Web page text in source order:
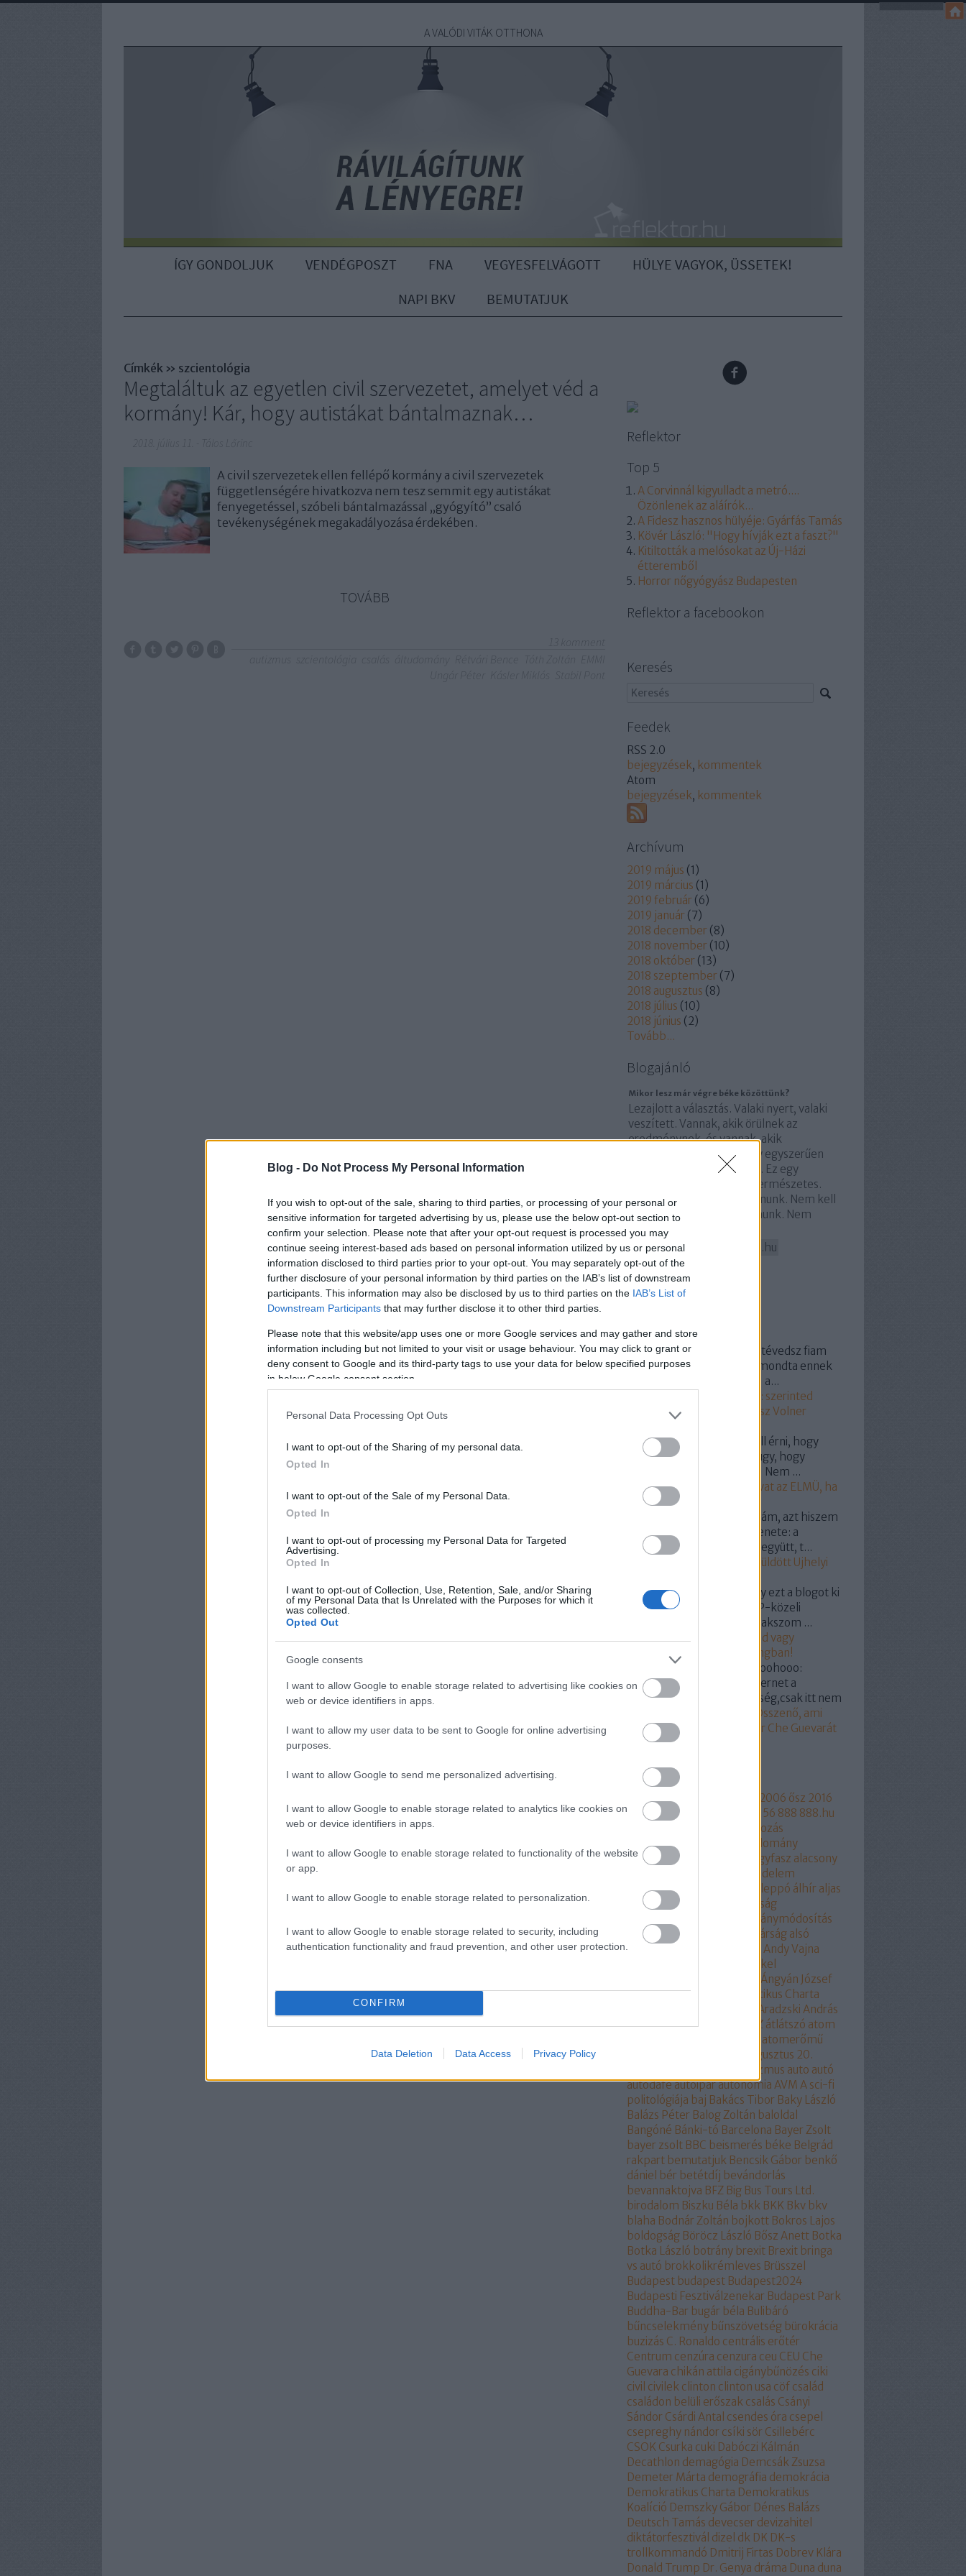
Blog - Do Not Process My Personal Information
If you wish to opt-out of the sale, sharing to third parties, or processing of your personal or
sensitive information for targeted advertising by us, please use the below opt-out section to
confirm your selection. Please note that after your opt-out request is processed you may
continue seeing interest-based ads based on personal information utilized by us or personal
information disclosed to third parties prior to your opt-out. You may separately opt-out of the
further disclosure of your personal information by third parties on the IAB’s list of downstream
participants. This information may also be disclosed by us to third parties on the IAB’s List of
Downstream Participants that may further disclose it to other third parties.
Please note that this website/app uses one or more Google services and may gather and store
information including but not limited to your visit or usage behaviour. You may click to grant or
deny consent to Google and its third-party tags to use your data for below specified purposes
in below Google consent section.
Personal Data Processing Opt Outs
I want to opt-out of the Sharing of my personal data.
Opted In
I want to opt-out of the Sale of my Personal Data.
Opted In
I want to opt-out of processing my Personal Data for Targeted
Advertising.
Opted In
I want to opt-out of Collection, Use, Retention, Sale, and/or Sharing
of my Personal Data that Is Unrelated with the Purposes for which it
was collected.
Opted Out
Google consents
I want to allow Google to enable storage related to advertising like cookies on
web or device identifiers in apps.
I want to allow my user data to be sent to Google for online advertising
purposes.
I want to allow Google to send me personalized advertising.
I want to allow Google to enable storage related to analytics like cookies on
web or device identifiers in apps.
I want to allow Google to enable storage related to functionality of the website
or app.
I want to allow Google to enable storage related to personalization.
I want to allow Google to enable storage related to security, including
authentication functionality and fraud prevention, and other user protection.
CONFIRM
Data Deletion Data Access Privacy Policy
A VALÓDI VITÁK OTTHONA
ÍGY GONDOLJUK VENDÉGPOSZT FNA VEGYESFELVÁGOTT
HÜLYE VAGYOK, ÜSSETEK!
NAPI BKV
BEMUTATJUK
Címkék » szcientológia
Megtaláltuk az egyetlen civil szervezetet, amelyet véd a
kormány! Kár, hogy autistákat bántalmaznak…
A civil szervezetek ellen fellépő kormány a civil szervezetek
függetlenségére hivatkozva nem tesz semmit egy autistákat
fenyegetéssel, szóbeli bántalmazással „gyógyító” csaló
tevékenységének megakadályozása érdekében.
TOVÁBB
Reflektor
Top 5
A Corvinnál kigyulladt a metró....
Özönlenek az aláírók...
A Fidesz hasznos hülyéje: Gyárfás Tamás
Kövér László: "Hogy hívják ezt a faszt?"
Kitiltották a melósokat az Új-Házi
étteremből
Horror nőgyógyász Budapesten
Reflektor a facebookon
Keresés
Feedek
RSS 2.0
bejegyzések, kommentek
Atom
bejegyzések, kommentek
Archívum
2019 május (1)
2019 március (1)
2019 február (6)
2019 január (7)
2018 december (8)
2018 november (10)
2018 október (13)
2018 szeptember (7)
2018 augusztus (8)
2018 július (10)
2018 június (2)
Tovább...
Blogajánló
Mikor lesz már végre béke közöttünk?
Lezajlott a választás. Valaki nyert, valaki
veszített. Vannak, akik örülnek az
eredménynek, és vannak, akik
csalódottak, dühösek vagy egyszerűen
csak nem tudják elfogadni. Ez egy
demokráciában teljesen természetes.
Nem kell ugyanazt gondolnunk. Nem kell
ugyanarra a pártra szavaznunk. Nem
kell…
szarkazmusreloaded.blog.hu
Friss topikok
tu-154:@Grand Prix 1800: tévedsz fiam
,olvastad ,,maga a gazdád mondta ennek
az idiótavolnernek hogy "" a...
Szavazz: szerinted
mivel vásárolta meg a Fidesz Volner
nagyhollo: @onlame: El kell érni, hogy
kapcsolják le a hálózatról úgy, hogy
kártyás legyen a villanyóra! Nem ...
2019.07.07. 19:18
Így szívat az ELMÜ, ha
napelemed van!
Hát nuszbaumkám, azt hiszem
elég világos a választók üzenete: a
hatalmas nagy pofátokkal együtt, t...
Miért küldött Ujhelyi
Bogomil:Nem tudom, hogy ezt a blogot ki
és miért indította -bár LMP-közeli
személyre/csoportra gyanakszom ...
(2019.03.07. 18:55
Hunvald vagy
Somogyi? Segítünk a castingban!
szekertabor:
@a nagy hohoohooo:
"Tudod hülyegyerek az internet a
könyvtár megfelelője féleség,csak itt nem
Összenő, ami
összetartozik: Orbán Viktor Che Guevarát
idéz
Címkék
.lengyelország 2006 ősz 2016
2017
2018 56 888 888.hu
adakozás
adathalászás
adomány
áfacsökkentés
agyfasz alacsony
alapjovedelem
alaptörvény
Aleppó álhír aljas
alkotmány
alkotmánybíróság
alkotmánymódosítás
állam
állampárt állampolgárság alsó
rakpart
Andy Vajna
Angela Merkel
Ángyán József
Antall József
Antidemokratikus Charta
Aradzski András
áramszolgáltatás
ÁSZ átlátszó atom
atomerőmű
augusztus 20.
autizmus auto autó
autodafeautóiparautonómia AVM A sci-fi
politológiája baj Bakács Tibor Baky László
Balázs Péter Balog Zoltán baloldal
Bangóné Bánki-tó Barcelona Bayer Zsolt
bayer zsolt BBC beismerés béke Belgrád
rakpart bemutatjuk Bencsik Gábor benkő
dániel bér betétdíj bevándorlás
bevannaktojva BFZ Big Bus Tours Ltd.
birodalom Biszku Béla bkk BKK Bkv bkv
blaha Bodnár Zoltán bojkott Bokros Lajos
boldogság Böröcz László Bősz Anett Botka
Botka László botrány brexit Brexit bringa
vs autó brokkolikrémleves Brüsszel
Budapest budapest Budapest2024
Budapesti Fesztiválzenekar Budapest Park
Buddha-Bar bugár béla Bulibáró
bűncselekmény bűnszövetség bürokrácia
buzizás C. Ronaldo centrális erőtér
Centrum cenzúra cenzura ceu CEU Che
Guevara chikán attila cigánybűnözés ciki
civil civilek clinton clinton usa cöf család
családon belüli erőszak csalás Csányi
Sándor Csárdi Antal csendes óra csepel
csepreghy nándor csíki sör Csillebérc
CSOK Csurka cuki Dabóczi Kálmán
Decathlon demagógia Demcsák Zsuzsa
Demeter Márta demográfia demokrácia
Demokratikus Charta Demokratikus
Koalíció Demszky Gábor Dénes Balázs
Deutsch Tamás devecser devizahitel
diktátorfesztivál dizel dk DK DK-s
trollkommandó Dmitrij Firtas Dobrev Klára
Donald Trump Dr. Genya dráma Duna duna